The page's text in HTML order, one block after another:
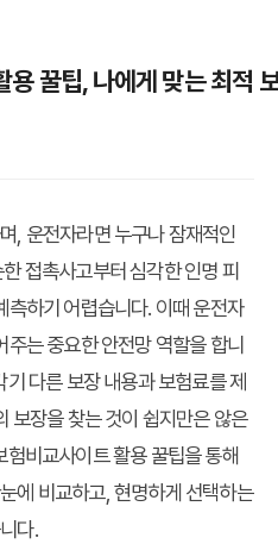
꿀팁, 나에게 맞는 최적
, 운전자라면 누구나 잠재적인
접촉사고부터 심각한 인명 피
하기 어렵습니다. 이때 운전자
는 중요한 안전망 역할을 합니
다른 보장 내용과 보험료를 제
보장을 찾는 것이 쉽지만은 않은
험비교사이트 활용 꿀팁을 통해
에 비교하고, 현명하게 선택하는
다.